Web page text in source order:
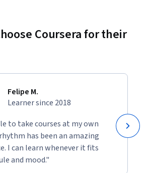
Coursera for their
Felipe M.
Learner since 2018
to take courses at my own
has been an amazing
I can learn whenever it fits
and mood."